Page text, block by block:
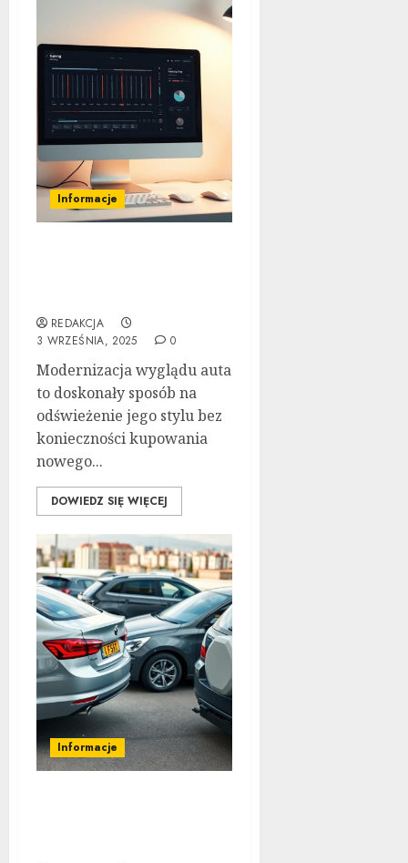
Informacje
REDAKCJA
3 WRZEŚNIA, 2025
0
Modernizacja wyglądu auta
to doskonały sposób na
odświeżenie jego stylu bez
konieczności kupowania
nowego...
DOWIEDZ SIĘ WIĘCEJ
Informacje